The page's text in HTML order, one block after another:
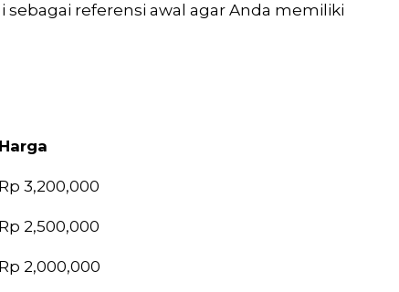
referensi awal agar Anda memiliki
Harga
Harga
Rp 3,200,000
Rp 2,500,000
Rp 2,000,000